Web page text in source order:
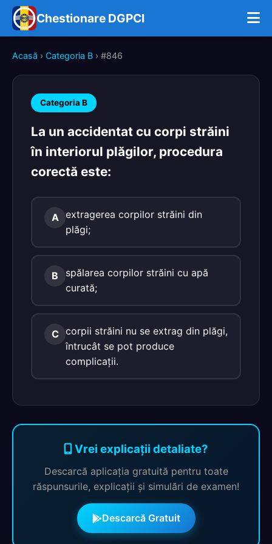
Chestionare DGPCI
Acasă › Categoria B › #846
Categoria B
La un accidentat cu corpi străini
în interiorul plăgilor, procedura
corectă este:
A extragerea corpilor străini din
plăgi;
B
spălarea corpilor străini cu apă
curată;
C corpii străini nu se extrag din plăgi,
întrucât se pot produce
complicaţii.
Vrei explicații detaliate?
Descarcă aplicația gratuită pentru toate
răspunsurile, explicații și simulări de examen!
Descarcă Gratuit